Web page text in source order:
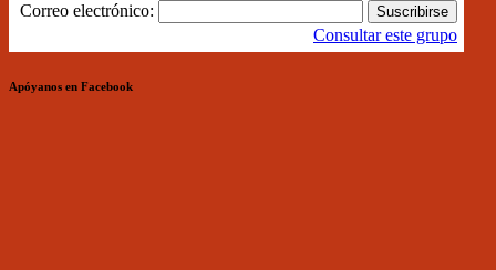
Correo electrónico:
Consultar este grupo
Apóyanos en Facebook